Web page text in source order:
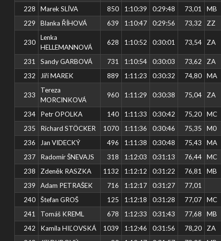
228
Marek SLÍVA 850 1:10:39 0:29:48 73,01
MB
229
Blanka ŘÍHOVÁ 639 1:10:47 0:29:56 73,32 ZZ
230
Lenka
HELLEMANNOVÁ
628 1:10:52 0:30:01 73,54 ZA
231 Sandy GARBOVÁ 731 1:10:54 0:30:03 73,62
ZA
232
Jiří MAREK 889 1:11:23 0:30:32 74,80 MA
233
Tereza
MORCINKOVÁ
960 1:11:29 0:30:38 75,04 ZA
234 Petr OPOLKA 140 1:11:33 0:30:42 75,20
MC
235
Richard STÖCKER 1070 1:11:36 0:30:46 75,35
M0
236
Jan VIDECKÝ 496 1:11:38 0:30:48 75,43
MA
237
Radomír ŠNEVAJS 318 1:12:03 0:31:13 76,44
MC
238
Zdeněk RASZKA 1132 1:12:12 0:31:22 76,81
MB
239
Adam PETRAŠEK 716 1:12:17 0:31:27
77,01
240
Štefan GROŠ 125 1:12:18 0:31:28 77,07
MC
241
Tomáš KREML 678 1:12:33 0:31:43 77,68
MB
242
Kamila HIĽOVSKÁ 1039 1:12:46 0:31:56 78,20
ZA